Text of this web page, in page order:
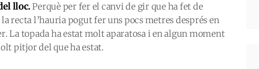
lloc.Perquè per fer el canvi de gir que ha fet de
recta l’hauria pogut fer uns pocs metres després en
La topada ha estat molt aparatosa i en algun moment
pitjor del que ha estat.